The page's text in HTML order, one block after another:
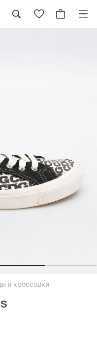
и кроссовки